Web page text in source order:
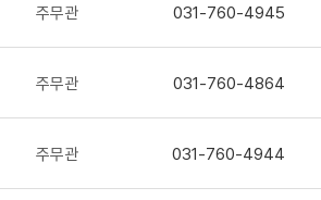
주무관 031-760-4945
주무관 031-760-4864
주무관 031-760-4944